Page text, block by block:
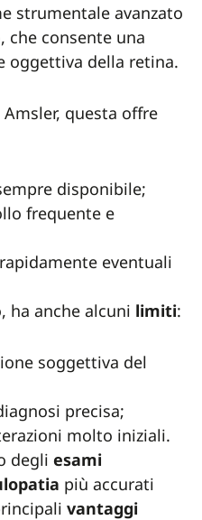
strumentale avanzato
consente una
oggettiva della retina.
questa offre
disponibile;
frequente e
eventuali
ha anche alcuni limiti:
soggettiva del
precisa;
molto iniziali.
degli esami
più accurati
vantaggi